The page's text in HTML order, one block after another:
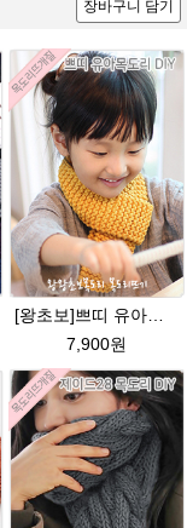
장바구니 담기
7,900원